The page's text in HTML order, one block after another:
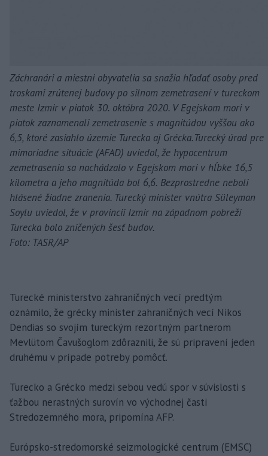
Záchranári a miestni obyvatelia sa snažia hľadať osoby pred
troskami zrútenej budovy po silnom zemetrasení v tureckom
meste Izmir v piatok 30. októbra 2020. V Egejskom mori v
piatok zaznamenali zemetrasenie s magnitúdou vyššou ako
6,5, ktoré zasiahlo územie Turecka aj Grécka.Turecký úrad pre
mimoriadne situácie (AFAD) uviedol, že hypocentrum
zemetrasenia sa nachádzalo v Egejskom mori v hĺbke 16,5
kilometra a jeho magnitúda bol 6,6. Bezprostredne neboli
hlásené žiadne zranenia. Turecký minister vnútra Süleyman
Soylu uviedol, že v provincii Izmir na západnom pobreží
Turecka bolo zničených šesť budov.
Foto: TASR/AP
Turecké ministerstvo zahraničných vecí predtým
oznámilo, že grécky minister zahraničných vecí Nikos
Dendias so svojím tureckým rezortným partnerom
Mevlütom Čavušoglom zdôraznili, že sú pripravení jeden
druhému v prípade potreby pomôcť.
Turecko a Grécko medzi sebou vedú spor v súvislosti s
ťažbou nerastných surovín vo východnej časti
Stredozemného mora, pripomína AFP.
Európsko-stredomorské seizmologické centrum (EMSC)